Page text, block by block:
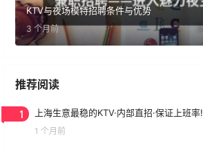
KTV与夜场模特招聘条件与优势
3 个月前
推荐阅读
1 上海生意最稳的KTV·内部直招·保证上班率!
1 个月前